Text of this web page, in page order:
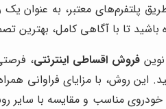
پلتفرم‌های معتبر، به عنوان
باشید تا با آگاهی کامل، بهترین
نوینفروش اقساطی اینترنتی،
این روش، با مزایای فراوانی
خودروی مناسب و مقایسه با